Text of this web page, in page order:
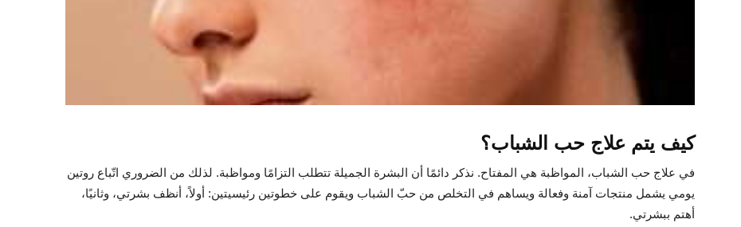
كيف يتم علاج حب الشباب؟
في علاج حب الشباب، المواظبة هي المفتاح. نذكر دائمًا أن البشرة الجميلة تتطلب التزامًا ومواظبة. لذلك من الضروري اتّباع روتين
يومي يشمل منتجات آمنة وفعالة ويساهم في التخلص من حبّ الشباب ويقوم على خطوتين رئيسيتين: أولاً، أنظف بشرتي، وثانيًا،
أهتم ببشرتي.